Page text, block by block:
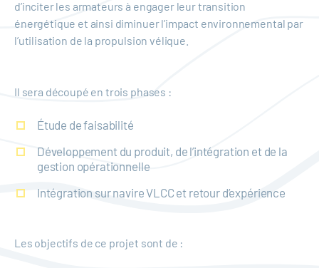
d’inciter les armateurs à engager leur transition
énergétique et ainsi diminuer l’impact environnemental par
l’utilisation de la propulsion vélique. ​
Il sera découpé en trois phases :
Étude de faisabilité
Développement du produit, de l’intégration et de la
gestion opérationnelle
Intégration sur navire VLCC et retour d’expérience
Les objectifs de ce projet sont de :